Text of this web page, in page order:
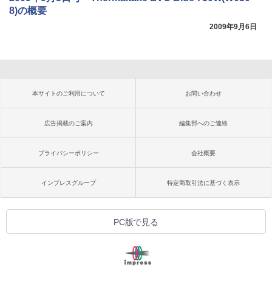
8)の概要
2009年9月6日
本サイトのご利用について お問い合わせ
広告掲載のご案内 編集部へのご連絡
プライバシーポリシー 会社概要
インプレスグループ 特定商取引法に基づく表示
PC版で見る